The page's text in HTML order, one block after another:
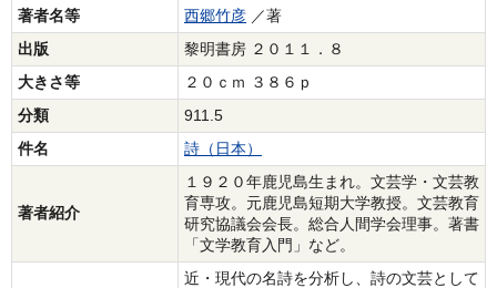
著者名等
西郷竹彦 ／著
出版
黎明書房 ２０１１．８
大きさ等
２０ｃｍ ３８６ｐ
分類
911.5
件名
詩（日本）
著者紹介
１９２０年鹿児島生まれ。文芸学・文芸教
育専攻。元鹿児島短期大学教授。文芸教育
研究協議会会長。総合人間学会理事。著書
「文学教育入門」など。
近・現代の名詩を分析し、詩の文芸として